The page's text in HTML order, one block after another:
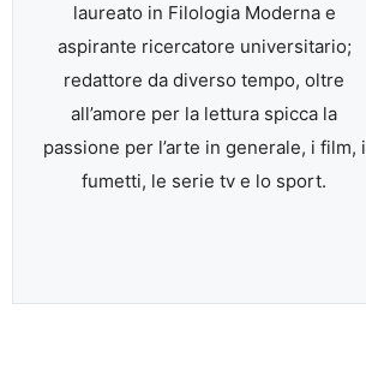
laureato in Filologia Moderna e
aspirante ricercatore universitario;
redattore da diverso tempo, oltre
all’amore per la lettura spicca la
passione per l’arte in generale, i film, i
fumetti, le serie tv e lo sport.